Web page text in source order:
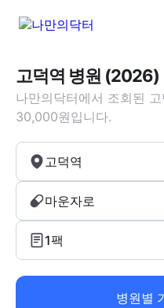
고덕역 병원 (2026)
나만의닥터에서 조회된
30,000원입니다.
고덕역
마운자로
1팩
병원별